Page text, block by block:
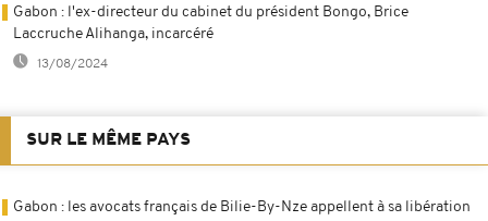
Gabon : l'ex-directeur du cabinet du président Bongo, Brice
Laccruche Alihanga, incarcéré
13/08/2024
SUR LE MÊME PAYS
Gabon : les avocats français de Bilie-By-Nze appellent à sa libération